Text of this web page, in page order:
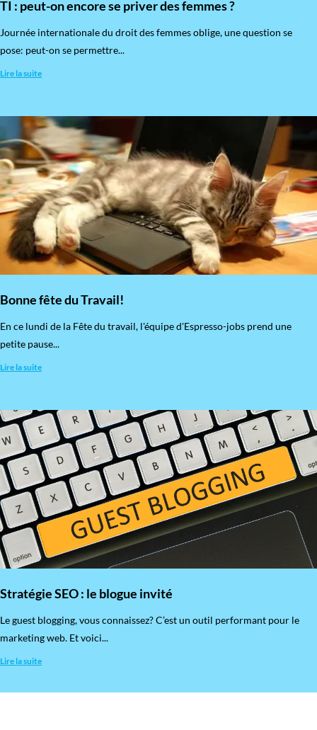
TI : peut-on encore se priver des femmes ?
​Journée internationale du droit des femmes oblige, une question se
pose: peut-on se permettre...
Lire la suite
Bonne fête du Travail!
En ce lundi de la Fête du travail, l'équipe d'Espresso-jobs prend une
petite pause...
Lire la suite
Stratégie SEO : le blogue invité
​Le guest blogging, vous connaissez? C’est un outil performant pour le
marketing web. Et voici...
Lire la suite